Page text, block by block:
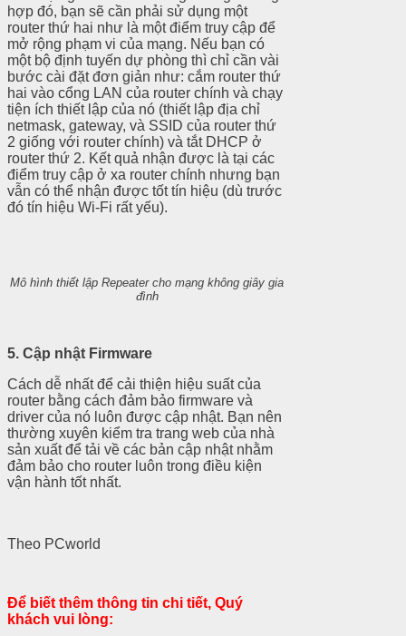
hợp đó, bạn sẽ cần phải sử dụng một
router thứ hai như là một điểm truy cập để
mở rộng phạm vi của mạng. Nếu bạn có
một bộ định tuyến dự phòng thì chỉ cần vài
bước cài đặt đơn giản như: cắm router thứ
hai vào cổng LAN của router chính và chạy
tiện ích thiết lập của nó (thiết lập địa chỉ
netmask, gateway, và SSID của router thứ
2 giống với router chính) và tắt DHCP ở
router thứ 2. Kết quả nhận được là tại các
điểm truy cập ở xa router chính nhưng bạn
vẫn có thể nhận được tốt tín hiệu (dù trước
đó tín hiệu Wi-Fi rất yếu).
Mô hình thiết lập Repeater cho mạng không giây gia
đình
5. Cập nhật Firmware
Cách dễ nhất để cải thiện hiệu suất của
router bằng cách đảm bảo firmware và
driver của nó luôn được cập nhật. Bạn nên
thường xuyên kiểm tra trang web của nhà
sản xuất để tải về các bản cập nhật nhằm
đảm bảo cho router luôn trong điều kiện
vận hành tốt nhất.
Theo PCworld
Để biết thêm thông tin chi tiết, Quý
khách vui lòng: